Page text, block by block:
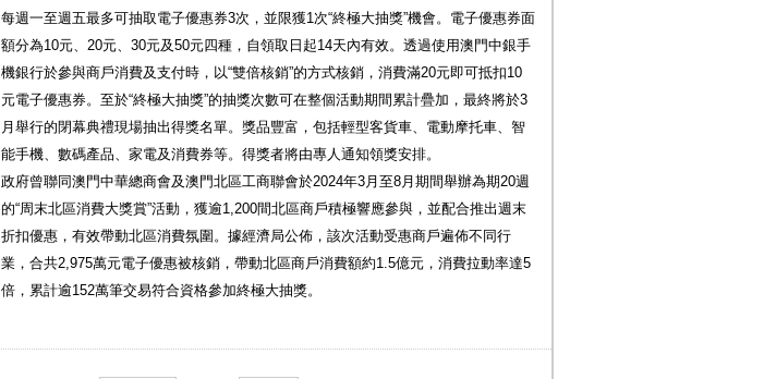
每週一至週五最多可抽取電子優惠券3次，並限獲1次“終極大抽獎”機會。電子優惠券面
額分為10元、20元、30元及50元四種，自領取日起14天內有效。透過使用澳門中銀手
機銀行於參與商戶消費及支付時，以“雙倍核銷”的方式核銷，消費滿20元即可抵扣10
元電子優惠券。至於“終極大抽獎”的抽獎次數可在整個活動期間累計疊加，最終將於3
月舉行的閉幕典禮現場抽出得獎名單。獎品豐富，包括輕型客貨車、電動摩托車、智
能手機、數碼產品、家電及消費券等。得獎者將由專人通知領獎安排。
政府曾聯同澳門中華總商會及澳門北區工商聯會於2024年3月至8月期間舉辦為期20週
的“周末北區消費大獎賞”活動，獲逾1,200間北區商戶積極響應參與，並配合推出週末
折扣優惠，有效帶動北區消費氛圍。據經濟局公佈，該次活動受惠商戶遍佈不同行
業，合共2,975萬元電子優惠被核銷，帶動北區商戶消費額約1.5億元，消費拉動率達5
倍，累計逾152萬筆交易符合資格參加終極大抽獎。